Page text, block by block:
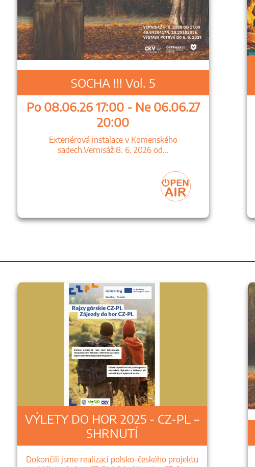
SOCHA !!! Vol. 5
Po 08.06.26 17:00 - Ne 06.06.27
20:00
Exteriérová instalace v Komenského
sadech.Vernisáž 8. 6. 2026 od...
VÝLETY DO HOR 2025 - CZ-PL –
SHRNUTÍ
Dokončili jsme realizaci polsko-českého projektu